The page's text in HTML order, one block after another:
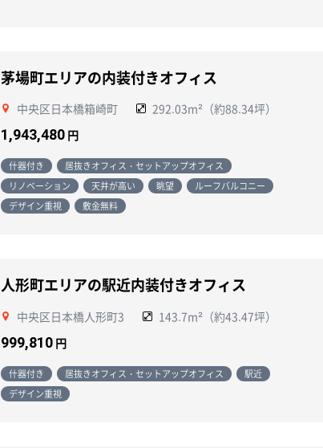
茅場町エリアの内装付きオフィス
中央区日本橋箱崎町 292.03m²（約88.34坪）
1,943,480円
什器付き
居抜きオフィス・セットアップオフィス
リノベーション
天井が高い 眺望
ルーフバルコニー
デザイン重視
敷金無料
人形町エリアの駅近内装付きオフィス
中央区日本橋人形町3 143.7m²（約43.47坪）
999,810円
什器付き 居抜きオフィス・セットアップオフィス
駅近
デザイン重視